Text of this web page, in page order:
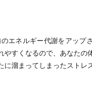
エネルギー代謝をアップ
すくなるので、あなたの
溜まってしまったストレ